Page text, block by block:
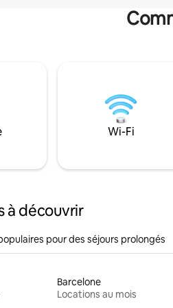
Wi-Fi
à découvrir
pour des séjours prolongés
Barcelone
Locations au mois